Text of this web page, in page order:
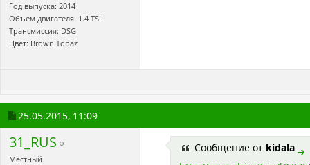
Год выпуска: 2014
Объем двигателя: 1.4 TSI
Трансмиссия: DSG
Цвет: Brown Topaz
25.05.2015, 11:09
31_RUS
Местный
Сообщение от kidala